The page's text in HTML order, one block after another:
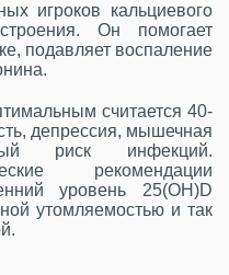
игроков кальциевого
Он помогает
подавляет воспаление
считается 40-
депрессия, мышечная
риск инфекций.
рекомендации
уровень 25(OH)D
утомляемостью и так